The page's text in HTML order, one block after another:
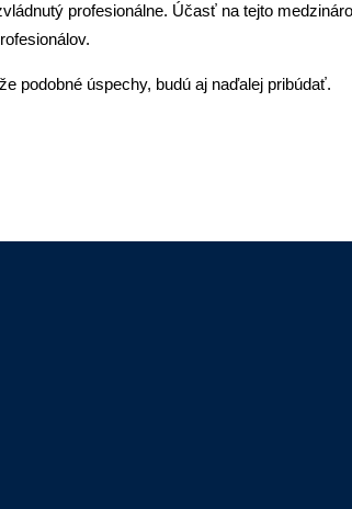
profesionálne. Účasť na tejto
podobné úspechy, budú aj naďalej pribúdať.